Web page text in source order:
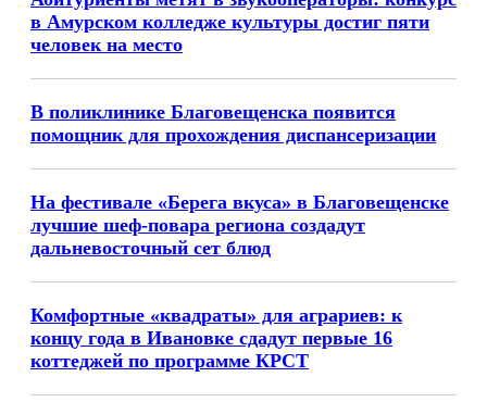
в Амурском колледже культуры достиг пяти
человек на место
В поликлинике Благовещенска появится
помощник для прохождения диспансеризации
На фестивале «Берега вкуса» в Благовещенске
лучшие шеф-повара региона создадут
дальневосточный сет блюд
Комфортные «квадраты» для аграриев: к
концу года в Ивановке сдадут первые 16
коттеджей по программе КРСТ